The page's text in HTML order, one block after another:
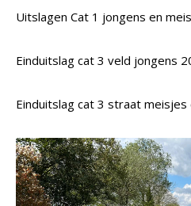
Uitslagen Cat 1 jongens en
Einduitslag cat 3 veld jongens
Einduitslag cat 3 straat